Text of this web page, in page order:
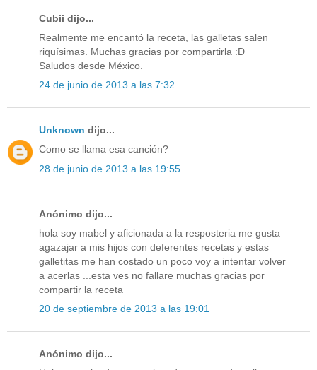
Cubii dijo...
Realmente me encantó la receta, las galletas salen
riquísimas. Muchas gracias por compartirla :D
Saludos desde México.
24 de junio de 2013 a las 7:32
Unknown dijo...
Como se llama esa canción?
28 de junio de 2013 a las 19:55
Anónimo dijo...
hola soy mabel y aficionada a la resposteria me gusta
agazajar a mis hijos con deferentes recetas y estas
galletitas me han costado un poco voy a intentar volver
a acerlas ...esta ves no fallare muchas gracias por
compartir la receta
20 de septiembre de 2013 a las 19:01
Anónimo dijo...